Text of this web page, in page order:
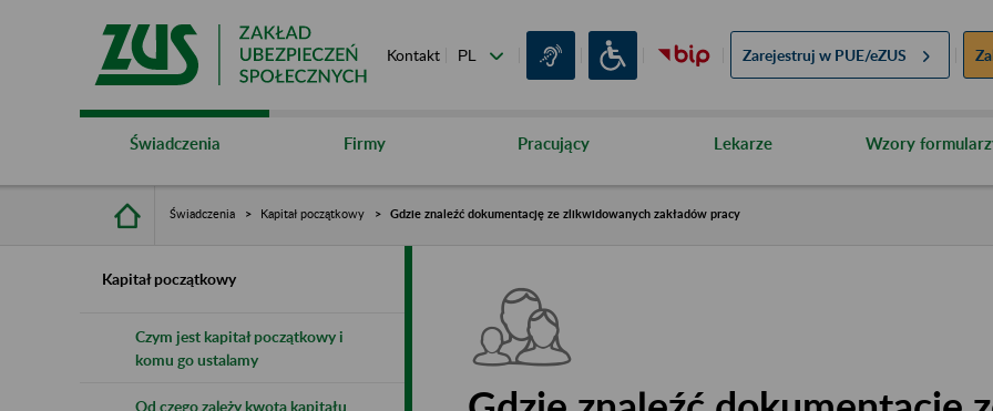
Kontakt Zarejestruj w PUE/eZUS
Świadczenia Firmy Pracujący Lekarze Wzory
Świadczenia Kapitał początkowy Gdzie znaleźć dokumentację ze zlikwidowanych zakładów pracy
Kapitał początkowy
Czym jest kapitał początkowy i
komu go ustalamy
Od czego zależy kwota kapitału